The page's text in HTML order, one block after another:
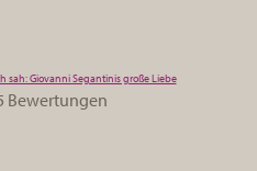
sah: Giovanni Segantinis große Liebe
Bewertungen